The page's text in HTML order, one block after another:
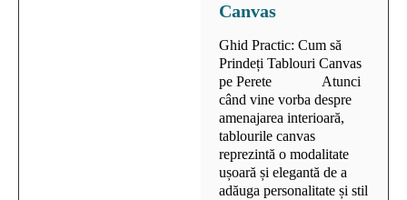
Canvas
Ghid Practic: Cum să
Prindeți Tablouri Canvas
pe Perete Atunci
când vine vorba despre
amenajarea interioară,
tablourile canvas
reprezintă o modalitate
ușoară și elegantă de a
adăuga personalitate și stil